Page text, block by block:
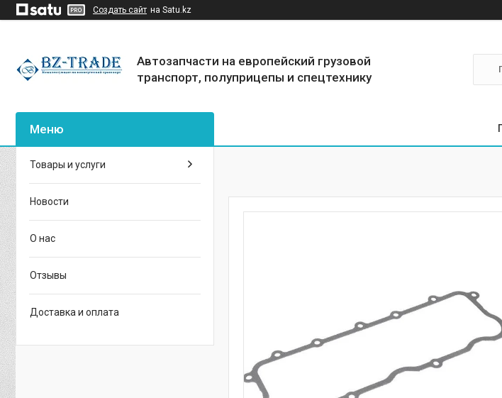
Создать сайт на Satu.kz
Автозапчасти на европейский грузовой
транспорт, полуприцепы и спецтехнику
Товары и услуги
Новости
О нас
Отзывы
Доставка и оплата